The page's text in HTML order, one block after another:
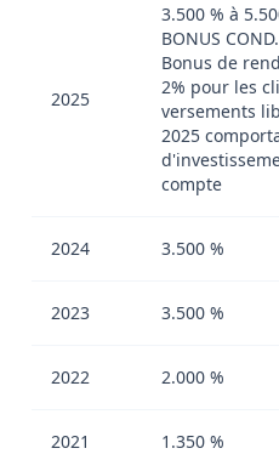
2025
3.500 % à
BONUS COND.
Bonus de
2% pour les
versements
2025
compte
2024 3.500 %
2023 3.500 %
2022 2.000 %
2021 1.350 %